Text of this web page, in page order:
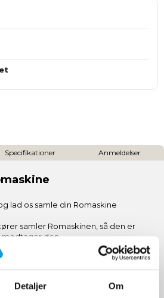
Detaljer Om
Specifikationer Anmeldelser
lad os samle din Romaskine
samler Romaskinen, så den er
modtager den.
fra vores lager og ikke på din
som evt. er stillet af producenten.